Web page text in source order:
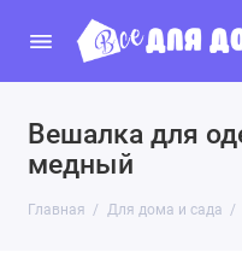
Вешалка для
медный
Главная Для дома и сада